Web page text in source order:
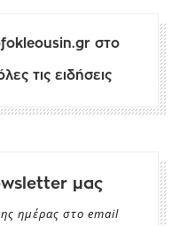
στο
τις ειδήσεις
μας
ημέρας στο email